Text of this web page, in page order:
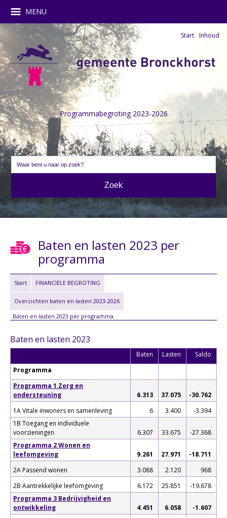
Programmabegroting 2023-2026
Start Inhoud
MENU
Baten en lasten 2023 per
programma
Start FINANCIËLE BEGROTING
Overzichten baten en lasten 2023-2026
Baten en lasten 2023 per programma
Baten en lasten 2023
Baten Lasten
Saldo
Programma
Programma 1 Zorg en
ondersteuning
6.313 37.075
-30.762
1A Vitale inwoners en samenleving
6 3.400
-3.394
1B Toegang en individuele
voorzieningen
6.307 33.675
-27.368
Programma 2 Wonen en
leefomgeving
9.261 27.971
-18.711
2A Passend wonen
3.088 2.120
968
2B Aantrekkelijke leefomgeving
6.172 25.851
-19.678
Programma 3 Bedrijvigheid en
ontwikkeling
4.451 6.058
-1.607